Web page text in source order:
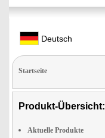
Deutsch
Startseite
Produkt-Übersicht:
Aktuelle Produkte